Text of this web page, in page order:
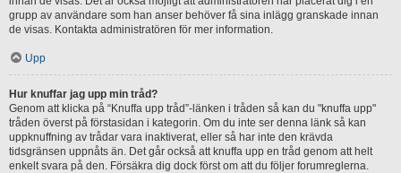
grupp av användare som han anser behöver få sina inlägg granskade innan
de visas. Kontakta administratören för mer information.
Upp
Hur knuffar jag upp min tråd?
Genom att klicka på “Knuffa upp tråd”-länken i tråden så kan du "knuffa upp"
tråden överst på förstasidan i kategorin. Om du inte ser denna länk så kan
uppknuffning av trådar vara inaktiverat, eller så har inte den krävda
tidsgränsen uppnåts än. Det går också att knuffa upp en tråd genom att helt
enkelt svara på den. Försäkra dig dock först om att du följer forumreglerna.